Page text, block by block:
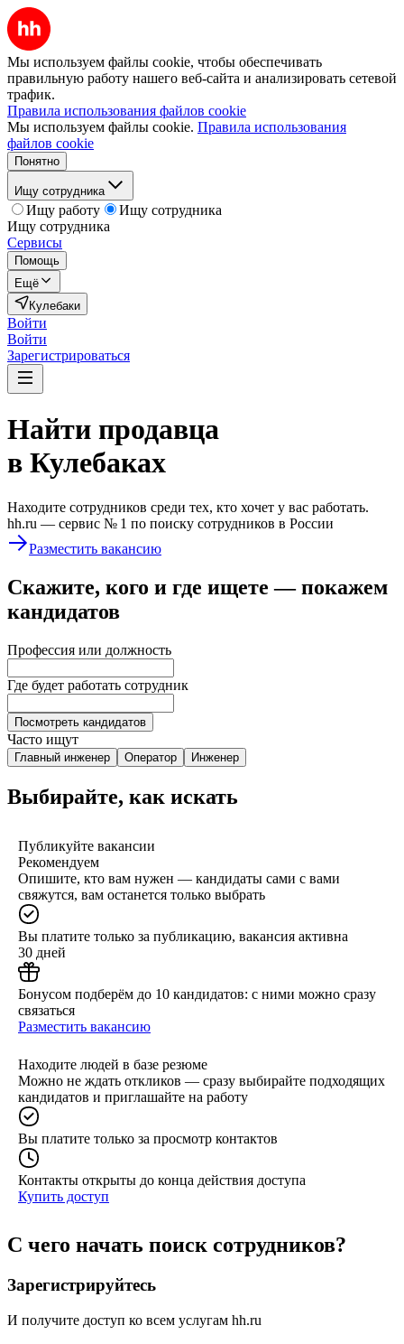
Мы используем файлы cookie, чтобы обеспечивать
правильную работу нашего веб-сайта и анализировать сетевой
трафик.
Правила использования файлов cookie
Мы используем файлы cookie. Правила использования
файлов cookie
Понятно
Ищу сотрудника
Ищу работу
Ищу сотрудника
Ищу сотрудника
Сервисы
Помощь
Ещё
Кулебаки
Войти
Войти
Зарегистрироваться
Найти продавца
в Кулебаках
Находите сотрудников среди тех, кто хочет у вас работать.
hh.ru — сервис № 1 по поиску сотрудников в России
Разместить вакансию
Скажите, кого и где ищете — покажем
кандидатов
Профессия или должность
Где будет работать сотрудник
Посмотреть кандидатов
Часто ищут
Главный инженер Оператор Инженер
Выбирайте, как искать
Публикуйте вакансии
Рекомендуем
Опишите, кто вам нужен — кандидаты сами с вами
свяжутся, вам останется только выбрать
Вы платите только за публикацию, вакансия активна
30 дней
Бонусом подберём до 10 кандидатов: с ними можно сразу
связаться
Разместить вакансию
Находите людей в базе резюме
Можно не ждать откликов — сразу выбирайте подходящих
кандидатов и приглашайте на работу
Вы платите только за просмотр контактов
Контакты открыты до конца действия доступа
Купить доступ
С чего начать поиск сотрудников?
Зарегистрируйтесь
И получите доступ ко всем услугам hh.ru